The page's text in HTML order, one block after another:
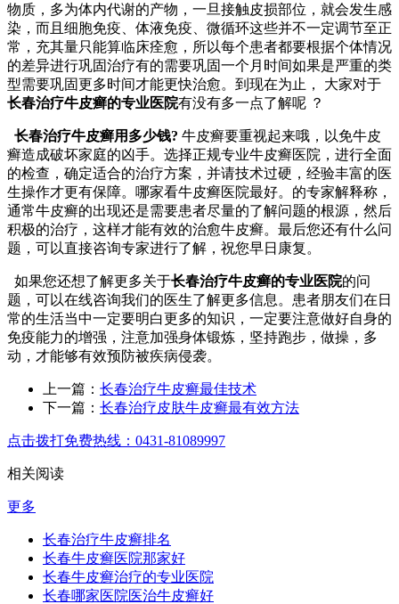
物质，多为体内代谢的产物，一旦接触皮损部位，就会发生感
染，而且细胞免疫、体液免疫、微循环这些并不一定调节至正
常，充其量只能算临床痊愈，所以每个患者都要根据个体情况
的差异进行巩固治疗有的需要巩固一个月时间如果是严重的类
型需要巩固更多时间才能更快治愈。到现在为止， 大家对于
长春治疗牛皮癣的专业医院有没有多一点了解呢 ？
长春治疗牛皮癣用多少钱? 牛皮癣要重视起来哦，以免牛皮
癣造成破坏家庭的凶手。选择正规专业牛皮癣医院，进行全面
的检查，确定适合的治疗方案，并请技术过硬，经验丰富的医
生操作才更有保障。哪家看牛皮癣医院最好。的专家解释称，
通常牛皮癣的出现还是需要患者尽量的了解问题的根源，然后
积极的治疗，这样才能有效的治愈牛皮癣。最后您还有什么问
题，可以直接咨询专家进行了解，祝您早日康复。
如果您还想了解更多关于长春治疗牛皮癣的专业医院的问
题，可以在线咨询我们的医生了解更多信息。患者朋友们在日
常的生活当中一定要明白更多的知识，一定要注意做好自身的
免疫能力的增强，注意加强身体锻炼，坚持跑步，做操，多
动，才能够有效预防被疾病侵袭。
上一篇： 长春治疗牛皮癣最佳技术
下一篇： 长春治疗皮肤牛皮癣最有效方法
点击拨打免费热线：0431-81089997
相关阅读
更多
长春治疗牛皮癣排名
长春牛皮癣医院那家好
长春牛皮癣治疗的专业医院
长春哪家医院医治牛皮癣好